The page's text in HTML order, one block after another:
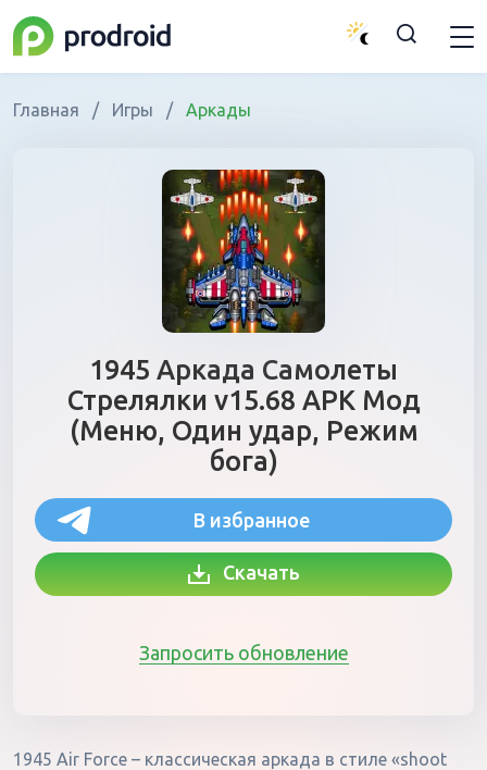
Главная / Игры / Аркады
1945 Аркада Самолеты
Стрелялки v15.68 APK Мод
(Меню, Один удар, Режим
бога)
В избранное
Скачать
Запросить обновление
1945 Air Force – классическая аркада в стиле «shoot